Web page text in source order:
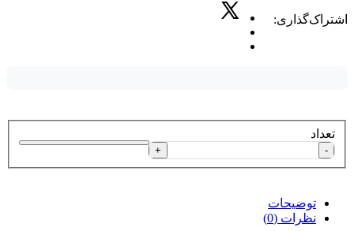
اشتراک‌گذاری:
تعداد
-
+
توضیحات
نظرات (0)